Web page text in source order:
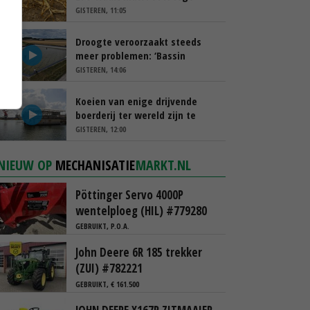
schappen
GISTEREN, 11:05
Droogte veroorzaakt steeds
meer problemen: ‘Bassin
afgelopen week al leeg’
GISTEREN, 14:06
Koeien van enige drijvende
boerderij ter wereld zijn te
koop
GISTEREN, 12:00
OP MECHANISATIEMARKT.NL
Pöttinger Servo 4000P
wentelploeg (HIL) #779280
GEBRUIKT, P.O.A.
John Deere 6R 185 trekker
(ZUI) #782221
GEBRUIKT, € 161.500